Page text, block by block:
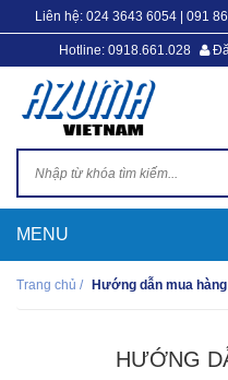
Liên hệ: 024 3643 6054| 091
Hotline: 0918.661.028
Trang chủ / Hướng dẫn mua hàng
HƯỚNG